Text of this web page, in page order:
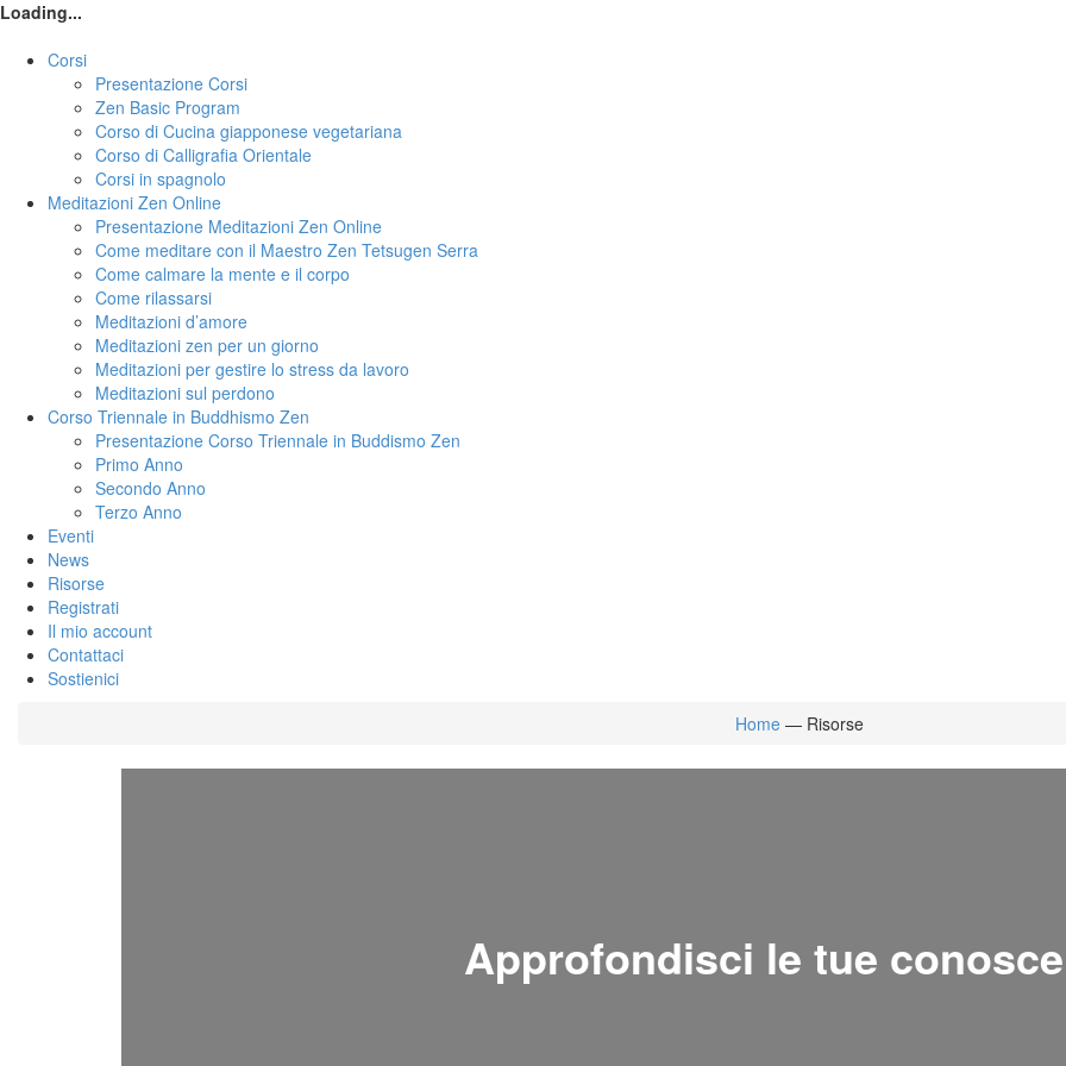
Loading...
Corsi
Presentazione Corsi
Zen Basic Program
Corso di Cucina giapponese vegetariana
Corso di Calligrafia Orientale
Corsi in spagnolo
Meditazioni Zen Online
Presentazione Meditazioni Zen Online
Come meditare con il Maestro Zen Tetsugen Serra
Come calmare la mente e il corpo
Come rilassarsi
Meditazioni d’amore
Meditazioni zen per un giorno
Meditazioni per gestire lo stress da lavoro
Meditazioni sul perdono
Corso Triennale in Buddhismo Zen
Presentazione Corso Triennale in Buddismo Zen
Primo Anno
Secondo Anno
Terzo Anno
Eventi
News
Risorse
Registrati
Il mio account
Contattaci
Sostienici
Home — Risorse
Approfondisci le tue